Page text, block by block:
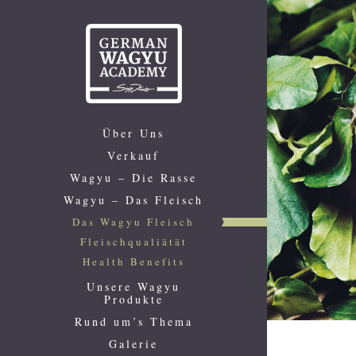
Über Uns
Verkauf
Wagyu – Die Rasse
Wagyu – Das Fleisch
Das Wagyu Fleisch
Fleischqualiätät
Health Benefits
Unsere Wagyu
Produkte
Rund um’s Thema
Galerie